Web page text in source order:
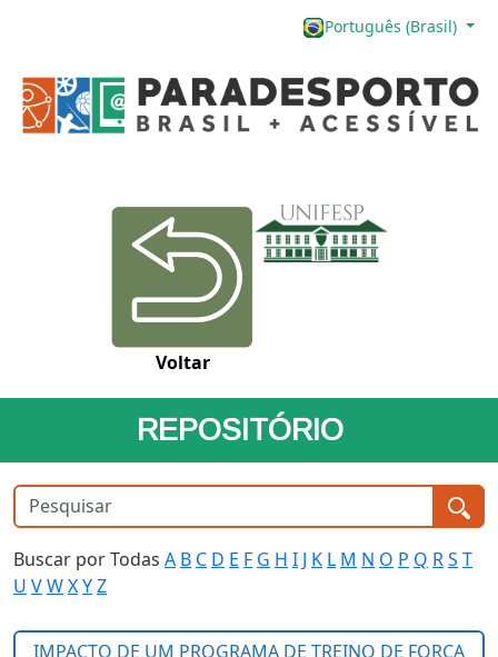
Português (Brasil)
Voltar
REPOSITÓRIO
Buscar por Todas A B C D E F G H I J K L M N O P Q RS T
U VWXYZ